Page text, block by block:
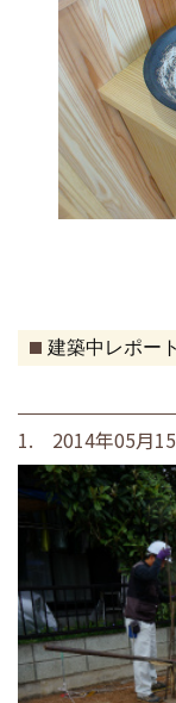
建築中レポート
1. 2014年05月